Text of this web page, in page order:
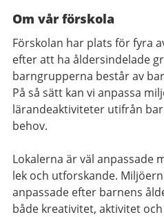
Om vår förskola
Förskolan har plats för fyra
efter att ha åldersindelade
barngrupperna består av
På så sätt kan vi anpassa
lärandeaktiviteter utifrån
behov.
Lokalerna är väl anpassade
lek och utforskande.
anpassade efter barnens
både kreativitet, aktivitet och